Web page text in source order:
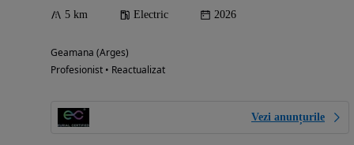
5 km Electric 2026
Geamana (Arges)
Profesionist • Reactualizat
Vezi anunțurile